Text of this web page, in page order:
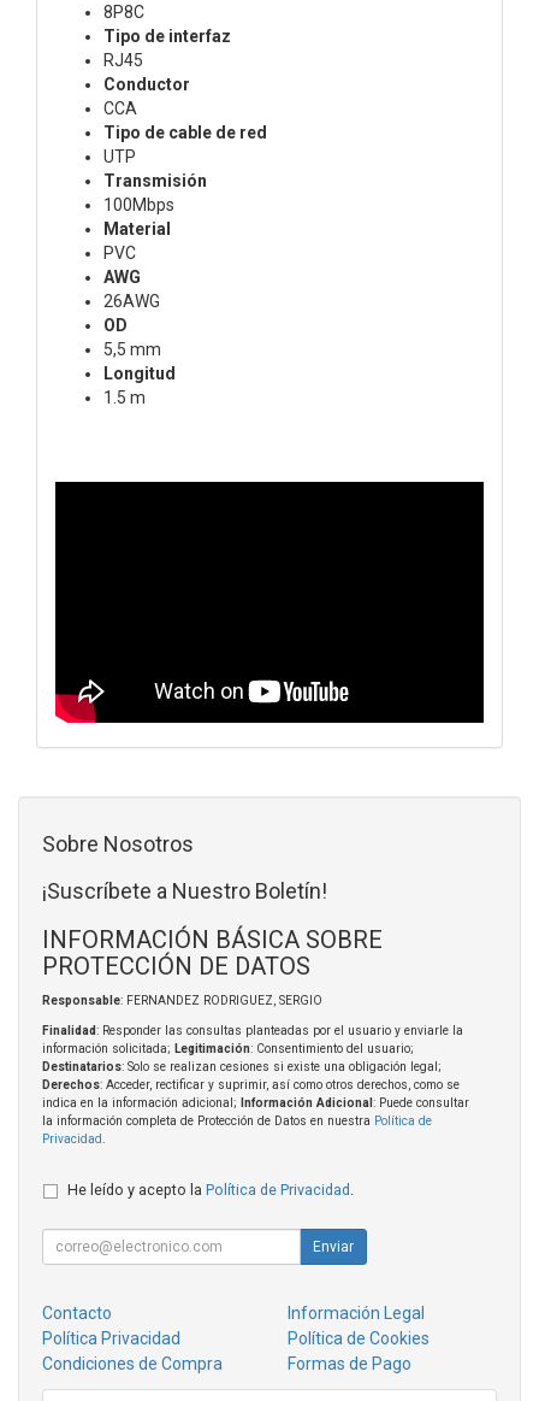
8P8C
Tipo de interfaz
RJ45
Conductor
CCA
Tipo de cable de red
UTP
Transmisión
100Mbps
Material
PVC
AWG
26AWG
OD
5,5 mm
Longitud
1.5 m
Sobre Nosotros
¡Suscríbete a Nuestro Boletín!
INFORMACIÓN BÁSICA SOBRE
PROTECCIÓN DE DATOS
Responsable: FERNANDEZ RODRIGUEZ, SERGIO
Finalidad: Responder las consultas planteadas por el usuario y enviarle la
información solicitada; Legitimación: Consentimiento del usuario;
Destinatarios: Solo se realizan cesiones si existe una obligación legal;
Derechos: Acceder, rectificar y suprimir, así como otros derechos, como se
indica en la información adicional;
Información Adicional : Puede consultar
la información completa de Protección de Datos en nuestra Política de
Privacidad
He leído y acepto la Política de Privacidad
Enviar
Contacto
Información Legal
Política Privacidad
Política de Cookies
Condiciones de Compra
Formas de Pago